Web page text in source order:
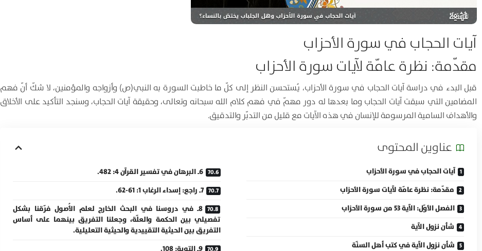
آيات الحجاب في سورة الأحزاب
مقدّمة: نظرة عامّة لآيات سورة الأحزاب
قبل البدء في دراسة آيات الحجاب في سورة الأحزاب، يُستحسن النظر إلى كلّ ما خاطبت السورة به النبي(ص) وأزواجه والمؤمنين، لا شكّ أنّ فهم
المضامين التي سبقت آيات الحجاب وما بعدها له دور مهمّ في فهم كلام الله سبحانه وتعالى، وحقيقة آيات الحجاب، وسنجد التأكيد على الأخلاق
والأهداف السامية المرسومة للإنسان في هذه الآيات مع قليل من التدبّر والتدقيق.
عناوين المحتوی
آيات الحجاب في سورة الأحزاب
مقدّمة: نظرة عامّة لآيات سورة الأحزاب
الفصل الأوّل: الآية 53 من سورة الأحزاب
شأن نزول الآية
شأن نزول الآية في كتب أهل السنّة
6ـ البرهان في تفسير القرآن 4: 482.
7ـ راجع: إسداء الرغاب 1: 61-62.
8ـ في دروسنا في البحث الخارج لعلم الأُصول فرّقنا بشكل
تفصيلي بين الحكمة والعلّة، وجعلنا التفريق بينهما على أساس
التفريق بين الحيثية التقييدية والحيثية التعليلية.